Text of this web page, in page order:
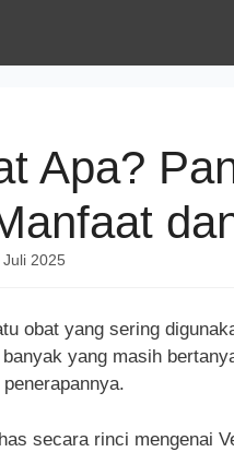
Apa?
Juli 2025
obat yang sering
yang masih
secara rinci mengenai